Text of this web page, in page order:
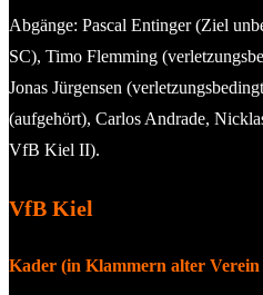
Abgänge: Pascal Entinger (Ziel
SC), Timo Flemming
Jonas Jürgensen
(aufgehört), Carlos Andrade,
VfB Kiel II).
VfB Kiel
Kader (in Klammern alter Verein